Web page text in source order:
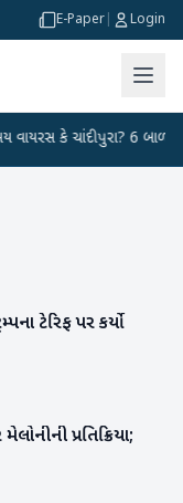
E-Paper Login
કે ચાંદીપુરા? 6 બાળકોના
ટેરિફ પર કર્યો
પ્રતિક્રિયા;